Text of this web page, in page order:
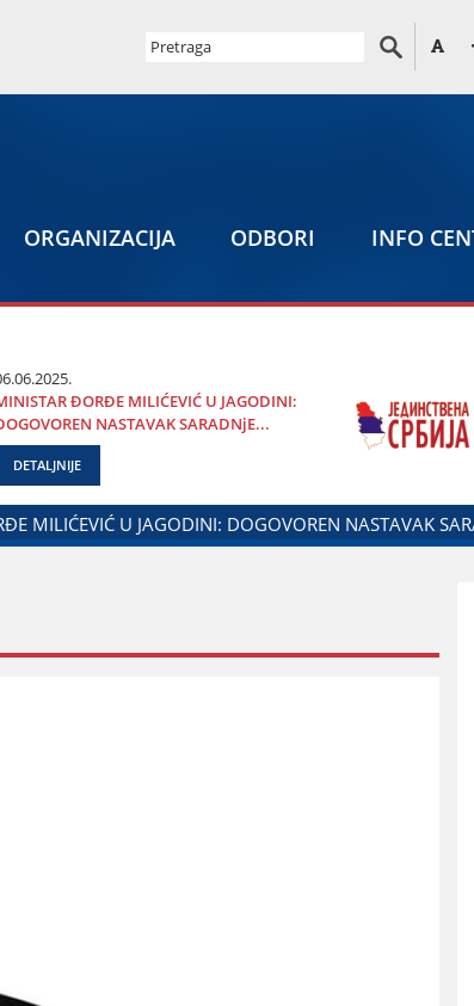
ORGANIZACIЈA ODBORI INFO
ĐORĐE MILIĆEVIĆ U ЈAGODINI:
NASTAVAK SARADNjE...
DETALJNIJE
SA DIЈASPOROM DALIBOR MARKOVIĆ NA